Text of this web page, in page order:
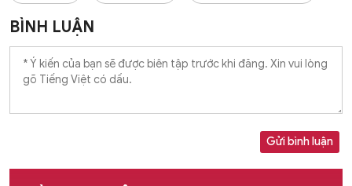
BÌNH LUẬN
Gửi bình luận